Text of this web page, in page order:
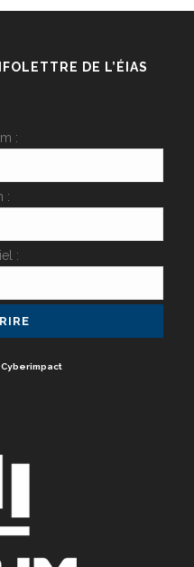
DE L’ÉIAS
:
:
:
Cyberimpact